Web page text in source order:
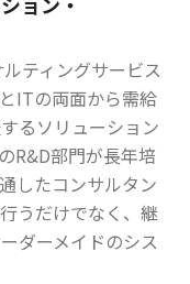
ティングサービス
ITの両面から需給
るソリューション
R&D部門が長年培
したコンサルタン
うだけでなく、継
ダーメイドのシス